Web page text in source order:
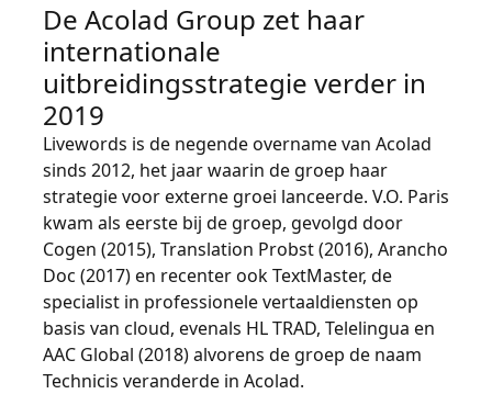
De Acolad Group zet haar
internationale
uitbreidingsstrategie verder in
2019
Livewords is de negende overname van Acolad
sinds 2012, het jaar waarin de groep haar
strategie voor externe groei lanceerde. V.O. Paris
kwam als eerste bij de groep, gevolgd door
Cogen (2015), Translation Probst (2016), Arancho
Doc (2017) en recenter ook TextMaster, de
specialist in professionele vertaaldiensten op
basis van cloud, evenals HL TRAD, Telelingua en
AAC Global (2018) alvorens de groep de naam
Technicis veranderde in Acolad.